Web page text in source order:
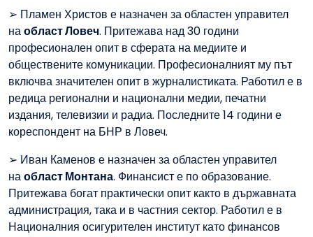
➢ Пламен Христов е назначен за областен управител
наобласт Ловеч. Притежава над 30 години
професионален опит в сферата на медиите и
обществените комуникации. Професионалният му път
включва значителен опит в журналистиката. Работил е в
редица регионални и национални медии, печатни
издания, телевизии и радиа. Последните 14 години е
кореспондент на БНР в Ловеч.
➢ Иван Каменов е назначен за областен управител
наобласт Монтана. Финансист е по образование.
Притежава богат практически опит както в държавната
администрация, така и в частния сектор. Работил е в
Националния осигурителен институт като финансов